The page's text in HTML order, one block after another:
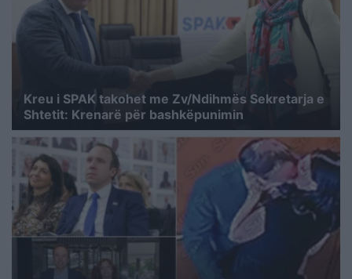
Kreu i SPAK takohet me Zv/Ndihmës Sekretarja e
Shtetit: Krenarë për bashkëpunimin